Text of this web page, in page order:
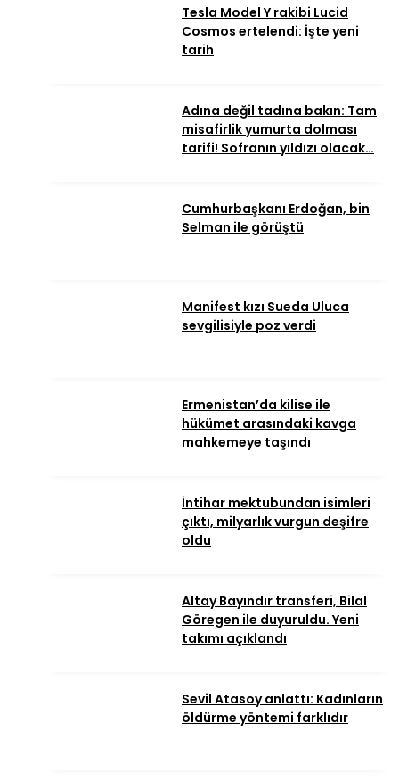
Tesla Model Y rakibi Lucid
Cosmos ertelendi: İşte yeni
tarih
Adına değil tadına bakın: Tam
misafirlik yumurta dolması
tarifi! Sofranın yıldızı olacak…
Cumhurbaşkanı Erdoğan, bin
Selman ile görüştü
Manifest kızı Sueda Uluca
sevgilisiyle poz verdi
Ermenistan’da kilise ile
hükümet arasındaki kavga
mahkemeye taşındı
İntihar mektubundan isimleri
çıktı, milyarlık vurgun deşifre
oldu
Altay Bayındır transferi, Bilal
Göregen ile duyuruldu. Yeni
takımı açıklandı
Sevil Atasoy anlattı: Kadınların
öldürme yöntemi farklıdır